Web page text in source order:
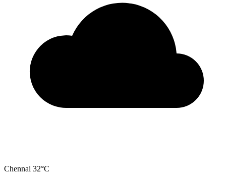
Chennai 32°C